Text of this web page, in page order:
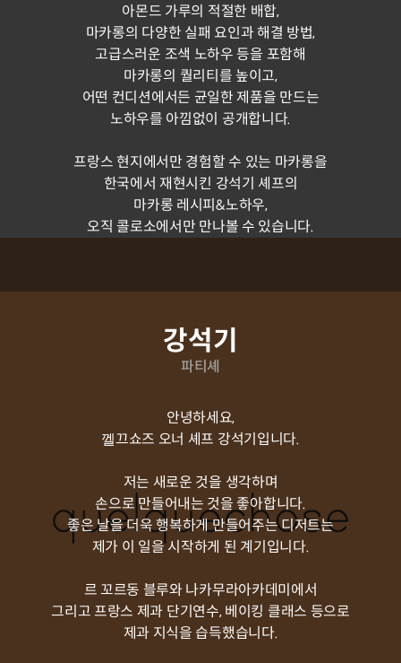
아몬드 가루의 적절한 배합,
마카롱의 다양한 실패 요인과 해결 방법,
고급스러운 조색 노하우 등을 포함해
마카롱의 퀄리티를 높이고,
어떤 컨디션에서든 균일한 제품을 만드는
노하우를 아낌없이 공개합니다.
프랑스 현지에서만 경험할 수 있는 마카롱을
한국에서 재현시킨 강석기 셰프의
마카롱 레시피&노하우,
오직 콜로소에서만 만나볼 수 있습니다.
강석기
파티셰
안녕하세요,
껠끄쇼즈 오너 셰프 강석기입니다.
저는 새로운 것을 생각하며
손으로 만들어내는 것을 좋아합니다.
좋은 날을 더욱 행복하게 만들어주는 디저트는
제가 이 일을 시작하게 된 계기입니다.
르 꼬르동 블루와 나카무라아카데미에서
그리고 프랑스 제과 단기연수, 베이킹 클래스 등으로
제과 지식을 습득했습니다.